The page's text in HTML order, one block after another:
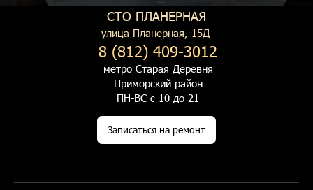
СТО ПЛАНЕРНАЯ
улица Планерная, 15Д
8 (812) 409-3012
метро Старая Деревня
Приморский район
ПН-ВС с 10 до 21
Записаться на ремонт